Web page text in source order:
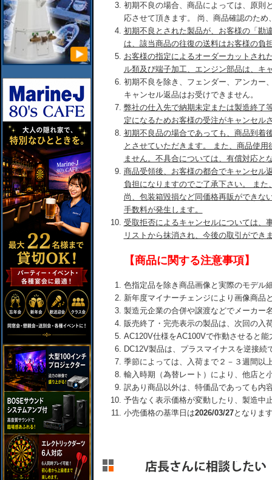
初期不良の場合、商品によっては、原則
応させて頂きます。 尚、商品確認のた
初期不良とされた製品が、お客様の「勘
は、該当商品の往復の送料はお客様の負
お客様の指定によるオーダーカットされ
ル類及び端子加工、エンジン部品は、キ
初期不良を除き、フェンダー、アンカー
キャンセル返品はお受けできません。
弊社の仕入先で納期未定または製造終了
定になるためお客様の受注がキャンセル
初期不良品の場合であっても、商品到着
とさせていただきます。 また、商品使
ません。不具合については、有償対応と
商品受領後、お客様の都合でキャンセル
負担になりますのでご了承下さい。 ま
尚、包装箱毀損など同価格再販ができな
手数料が発生します。
受取拒否によるキャンセルについては、
リストから抹消され、今後の取引ができ
【商品に関する注意事項】
色指定品を除き商品画像と実際のモデル
新年度マイナーチェンジにより画像商品
製造元企業の合併や譲渡などでメーカー
販売終了・完売表示の製品は、次回の入
AC120V仕様をAC100Vで作動させると
DC12V製品は、プラスマイナスを逆接
季節によっては、入荷まで２－３週間以
輸入時期（為替レート）により、他店と
訳あり商品以外は、特価品であっても内
予告なく表示価格が変動したり、製造中
小売価格の基準日は2026/03/27となりま